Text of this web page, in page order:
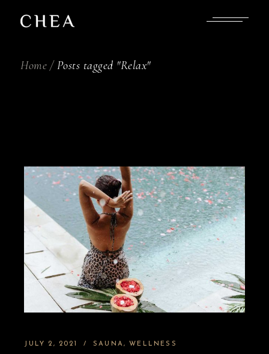
Home Posts tagged "Relax"
JULY 2, 2021 SAUNA WELLNESS